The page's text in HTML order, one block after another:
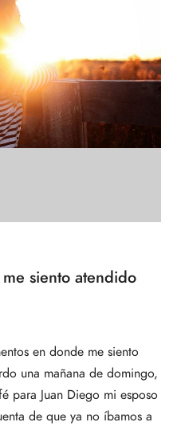
siento atendido
en donde me siento
una mañana de domingo,
para Juan Diego mi esposo
de que ya no íbamos a